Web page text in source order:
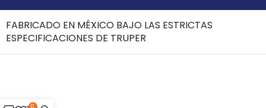
0
FABRICADO EN MÉXICO BAJO LAS ESTRICTAS
ESPECIFICACIONES DE TRUPER